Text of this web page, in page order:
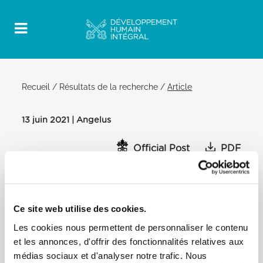
Ce site web utilise des cookies.
Les cookies nous permettent de personnaliser le contenu
et les annonces, d'offrir des fonctionnalités relatives aux
médias sociaux et d'analyser notre trafic. Nous
Recueil / Résultats de la recherche /Article
13 juin 2021 | Angelus
Official Post PDF
A l’issue de l’Angelus, le Pape a ajouté les paroles
suivantes:
Chers frères et sœurs!